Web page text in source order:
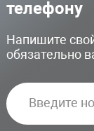
телефону
Напишите
обязательно